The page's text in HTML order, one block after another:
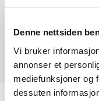
Denne nettsiden
Vi bruker
annonser et
mediefunksjoner og
dessuten
Recognised